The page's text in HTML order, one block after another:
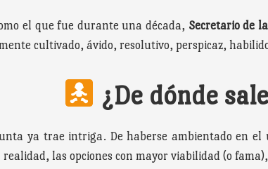
el que fue durante una década, Secretario de
cultivado, ávido, resolutivo, perspicaz,
¿De dónde
ya trae intriga. De haberse ambientado en
las opciones con mayor viabilidad (o